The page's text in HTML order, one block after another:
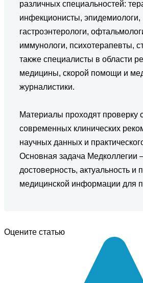
различных специальностей:
инфекционисты, эпидемиологи,
гастроэнтерологи,
иммунологи, психотерапевты,
также специалисты в области
медицины, скорой помощи и
журналистики.
Материалы проходят проверку
современных клинических
научных данных и
Основная задача Медколлегии
достоверность, актуальность и
медицинской информации для
Оцените статью